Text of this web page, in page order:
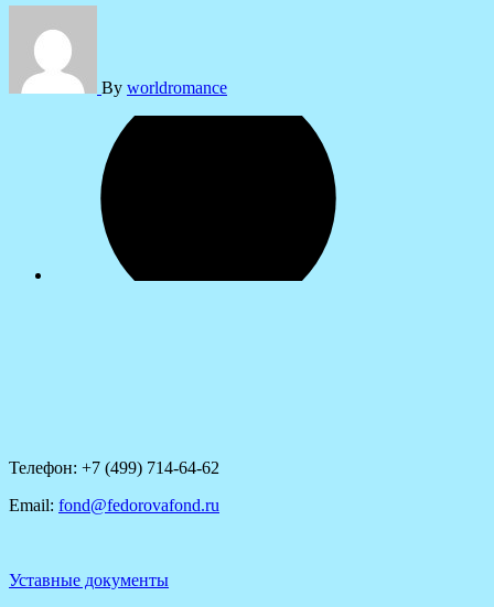
By worldromance
Телефон: +7 (499) 714-64-62
Email: fond@fedorovafond.ru
Уставные документы